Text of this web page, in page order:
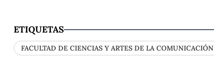
ETIQUETAS
FACULTAD DE CIENCIAS Y ARTES DE LA COMUNICACIÓN